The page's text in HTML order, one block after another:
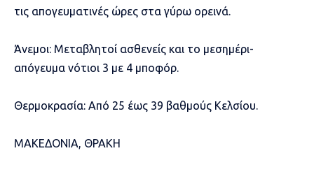
τις απογευματινές ώρες στα γύρω ορεινά.
Άνεμοι: Μεταβλητοί ασθενείς και το μεσημέρι-
απόγευμα νότιοι 3 με 4 μποφόρ.
Θερμοκρασία: Από 25 έως 39 βαθμούς Κελσίου.
ΜΑΚΕΔΟΝΙΑ, ΘΡΑΚΗ